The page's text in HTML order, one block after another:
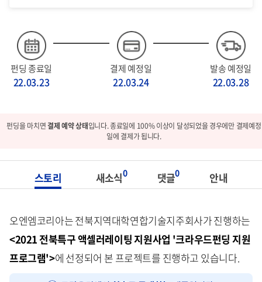
펀딩 종료일
22.03.23
결제 예정일
22.03.24
발송 예정일
22.03.28
펀딩을 마치면결제 예약 상태입니다. 종료일에 100% 이상이 달성되었을 경우에만 결제예정
일에 결제가 됩니다.
스토리 새소식0 댓글0 안내
오엔엠코리아는 전북지역대학연합기술지주회사가 진행하는
<2021 전북특구 액셀러레이팅 지원사업 '크라우드펀딩 지원
프로그램'>에 선정되어 본 프로젝트를 진행하고 있습니다.